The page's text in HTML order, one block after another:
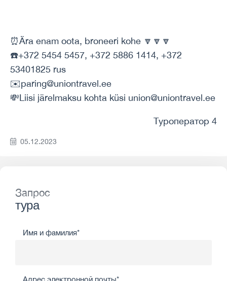
⏰Ära enam oota, broneeri kohe 🔽🔽🔽
☎️+372 5454 5457, +372 5886 1414, +372
53401825 rus
✉️paring@uniontravel.ee
💸Liisi järelmaksu kohta küsi union@uniontravel.ee
Туроператор 4
05.12.2023
Запрос
тура
Имя и фамилия*
Адрес электронной почты*